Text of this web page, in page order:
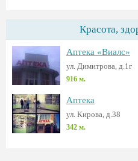
Красота,
Аптека «Виалс»
ул. Димитрова, д.1г
916 м.
Аптека
ул. Кирова, д.38
342 м.